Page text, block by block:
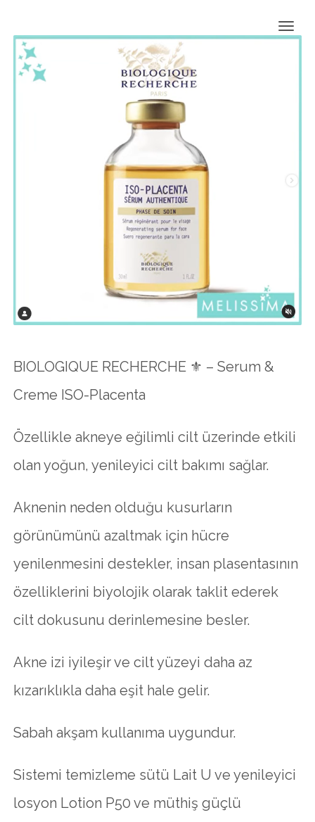
BIOLOGIQUE RECHERCHE ⚜ – Serum &
Creme ISO-Placenta
Özellikle akneye eğilimli cilt üzerinde etkili
olan yoğun, yenileyici cilt bakımı sağlar.
Aknenin neden olduğu kusurların
görünümünü azaltmak için hücre
yenilenmesini destekler, insan plasentasının
özelliklerini biyolojik olarak taklit ederek
cilt dokusunu derinlemesine besler.
Akne izi iyileşir ve cilt yüzeyi daha az
kızarıklıkla daha eşit hale gelir.
Sabah akşam kullanıma uygundur.
Sistemi temizleme sütü Lait U ve yenileyici
losyon Lotion P50 ve müthiş güçlü